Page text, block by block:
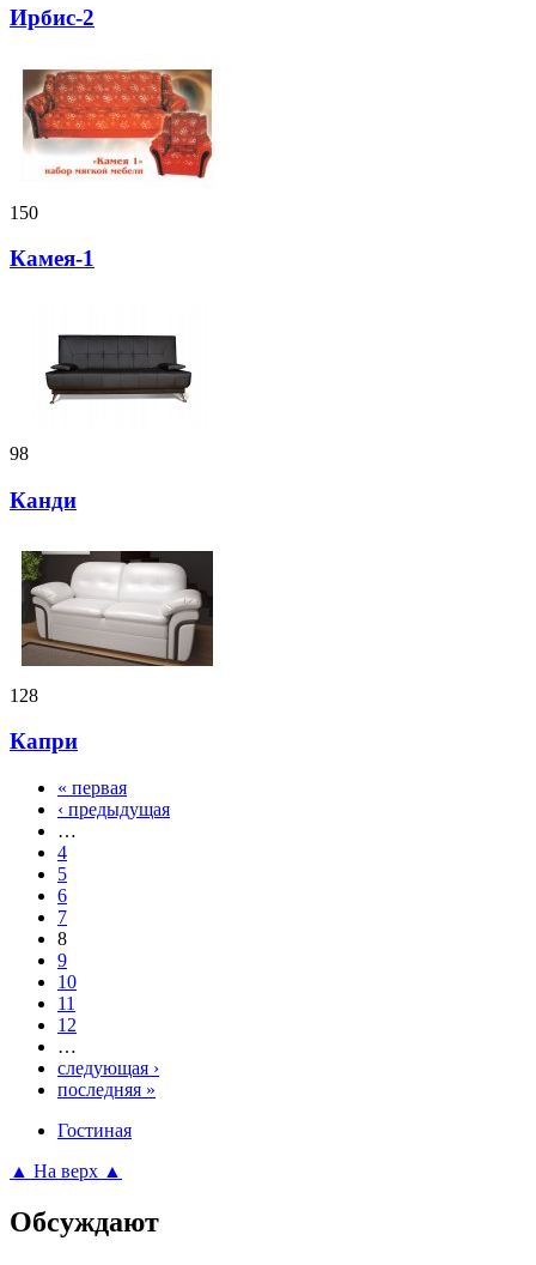
Ирбис-2
150
Камея-1
98
Канди
128
Капри
« первая
‹ предыдущая
…
4
5
6
7
8
9
10
11
12
…
следующая ›
последняя »
Гостиная
▲ На верх ▲
Обсуждают